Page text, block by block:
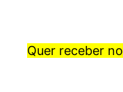
Quer receber